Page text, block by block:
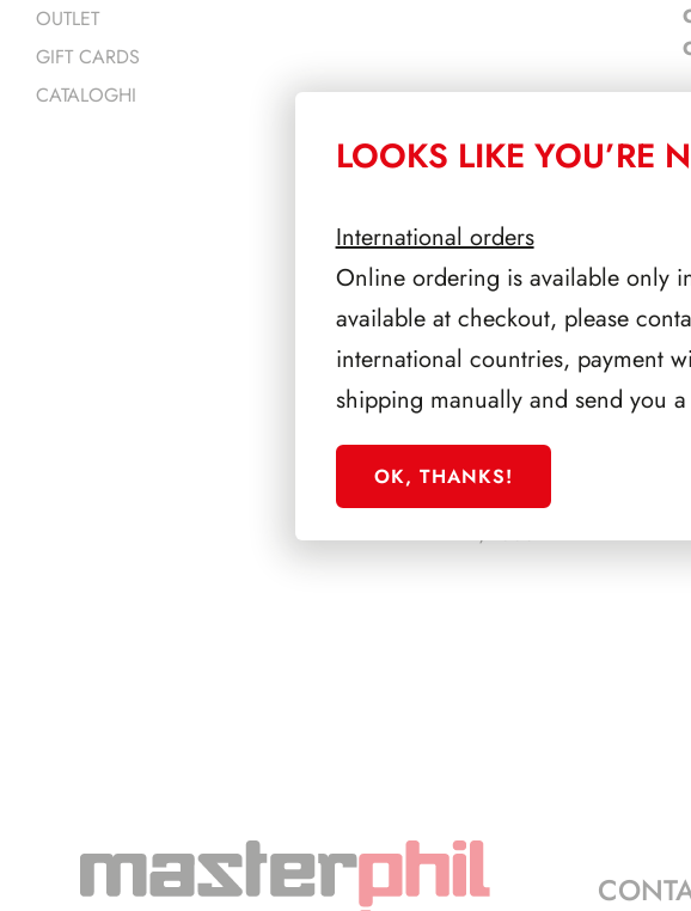
PRODOTTI
PRESIDENZA CIAMPI
1999/2006
OUTLET
GIFT CARDS
CATALOGHI
LOOKS LIKE YOU’RE
International orders
Online ordering is available only
available at checkout, please
international countries, payment
shipping manually and send you
OK, THANKS!